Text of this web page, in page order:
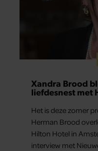
Xandra Brood
liefdesnest met
Het is deze zomer
Herman Brood
Hilton Hotel in
interview met